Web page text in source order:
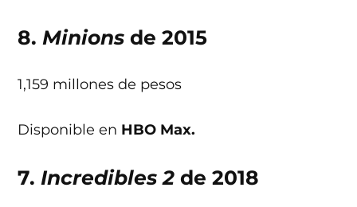
8.Minions de 2015
1,159 millones de pesos
Disponible en HBO Max.
7.Incredibles 2 de 2018